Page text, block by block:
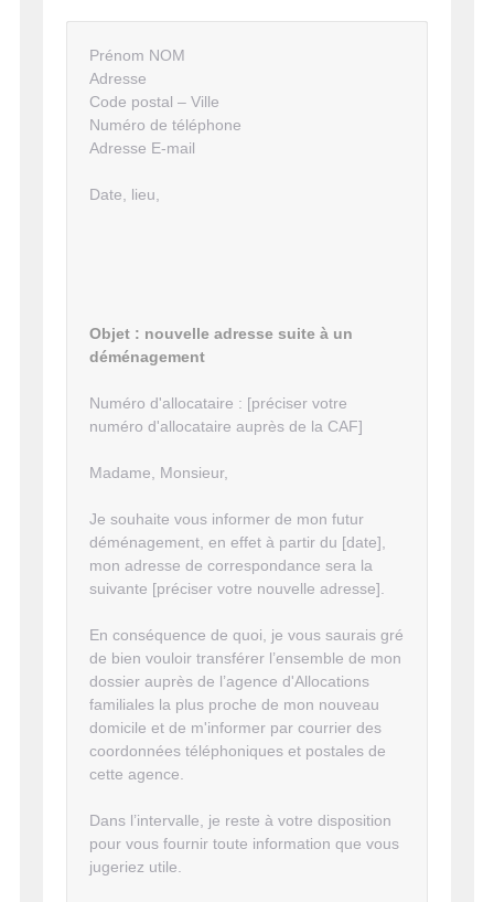
Prénom NOM
Adresse
Code postal – Ville
Numéro de téléphone
Adresse E-mail
Date, lieu,
Objet : nouvelle adresse suite à un
déménagement
Numéro d'allocataire : [préciser votre
numéro d'allocataire auprès de la CAF]
Madame, Monsieur,
Je souhaite vous informer de mon futur
déménagement, en effet à partir du [date],
mon adresse de correspondance sera la
suivante [préciser votre nouvelle adresse].
En conséquence de quoi, je vous saurais gré
de bien vouloir transférer l’ensemble de mon
dossier auprès de l’agence d'Allocations
familiales la plus proche de mon nouveau
domicile et de m'informer par courrier des
coordonnées téléphoniques et postales de
cette agence.
Dans l’intervalle, je reste à votre disposition
pour vous fournir toute information que vous
jugeriez utile.